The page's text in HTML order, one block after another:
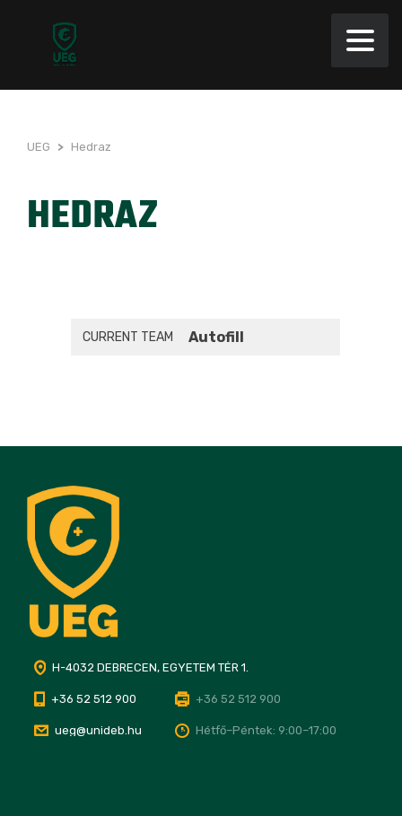
UEG > Hedraz
HEDRAZ
CURRENT TEAM Autofill
H-4032 DEBRECEN, EGYETEM TÉR 1.
+36 52 512 900 +36 52 512 900
ueg@unideb.hu Hétfő–Péntek: 9:00–17:00